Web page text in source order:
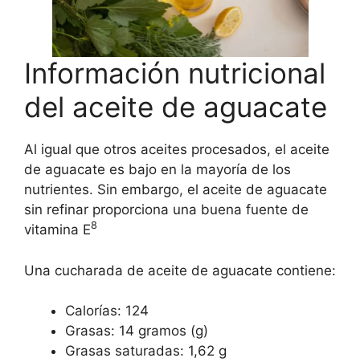
Información nutricional
del aceite de aguacate
Al igual que otros aceites procesados, el aceite
de aguacate es bajo en la mayoría de los
nutrientes. Sin embargo, el aceite de aguacate
sin refinar proporciona una buena fuente de
vitamina E8
Una cucharada de aceite de aguacate contiene:
Calorías: 124
Grasas: 14 gramos (g)
Grasas saturadas: 1,62 g